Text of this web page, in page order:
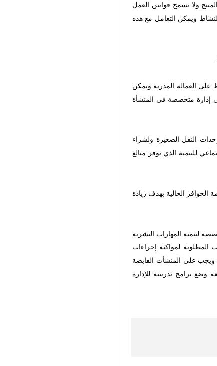
ولا تسمح قوانين العمل
النشاط ويمكن التعامل مع هذه
على العمالة المدربة ويمكن
إدارة متخصصة في المنشأة
النقل الصغيرة ولشراء
للتنمية الذي يوفر مبالغ
الحالية بهدف زيادة
لتنمية المهارات البشرية
المطلوبة لمواكبة إجراءات
ويجب على المنشأت القابضة
وضع برامج تدريبية للإدارة